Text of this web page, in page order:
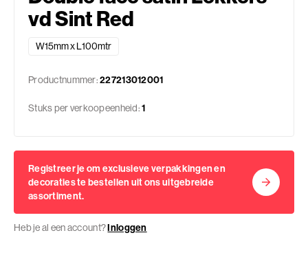
vd Sint Red
W15mm x L100mtr
Productnummer:227213012001
Stuks per verkoopeenheid:1
Registreer je om exclusieve verpakkingen en
decoraties te bestellen uit ons uitgebreide
assortiment.
Heb je al een account?Inloggen